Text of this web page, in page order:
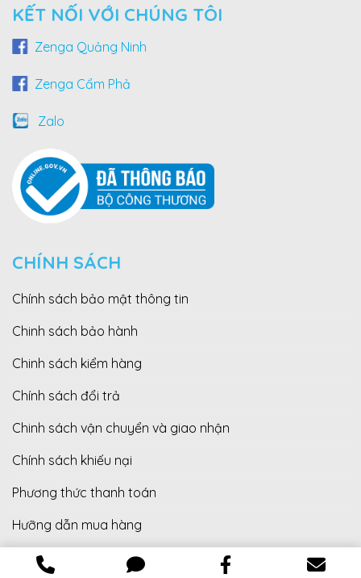
KẾT NỐI VỚI CHÚNG TÔI
Zenga Quảng Ninh
Zenga Cẩm Phả
Zalo
CHÍNH SÁCH
Chính sách bảo mật thông tin
Chinh sách bảo hành
Chinh sách kiểm hàng
Chính sách đổi trả
Chinh sách vận chuyển và giao nhận
Chính sách khiếu nại
Phương thức thanh toán
Hưỡng dẫn mua hàng